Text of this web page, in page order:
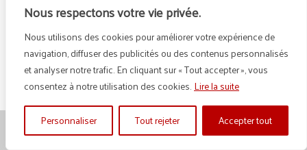
Nous respectons votre vie privée.
Nous utilisons des cookies pour améliorer votre expérience de
navigation, diffuser des publicités ou des contenus personnalisés
et analyser notre trafic. En cliquant sur « Tout accepter », vous
consentez à notre utilisation des cookies.Lire la suite
Personnaliser
Tout rejeter Accepter tout
LinkedIn
Instagram
© {2025} DEFI GROUP